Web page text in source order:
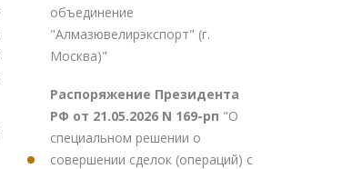
объединение
"Алмазювелирэкспорт" (г.
Москва)"
Распоряжение Президента
РФ от 21.05.2026 N 169-рп "О
специальном решении о
совершении сделок (операций) с